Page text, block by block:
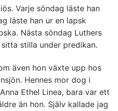
Varje söndag läste han
läste han ur en lapsk
Nästa söndag Luthers
stilla under predikan.
även hon växte upp hos
Hennes mor dog i
Ethel Linea, bara var ett
än hon. Själv kallade jag